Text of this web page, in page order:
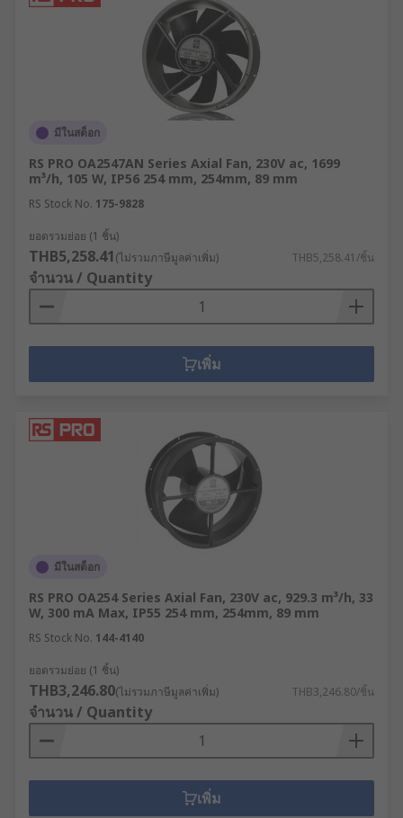
มีในสต็อก
RS PRO OA2547AN Series Axial Fan, 230V ac, 1699
m³/h, 105 W, IP56 254 mm, 254mm, 89 mm
RS Stock No. 175-9828
ยอดรวมย่อย (1 ชิ้น)
THB5,258.41(ไม่รวมภาษีมูลค่าเพิ่ม) THB5,258.41/ชิ้น
จำนวน / Quantity
เพิ่ม
มีในสต็อก
RS PRO OA254 Series Axial Fan, 230V ac, 929.3 m³/h, 33
W, 300 mA Max, IP55 254 mm, 254mm, 89 mm
RS Stock No. 144-4140
ยอดรวมย่อย (1 ชิ้น)
THB3,246.80(ไม่รวมภาษีมูลค่าเพิ่ม) THB3,246.80/ชิ้น
จำนวน / Quantity
เพิ่ม